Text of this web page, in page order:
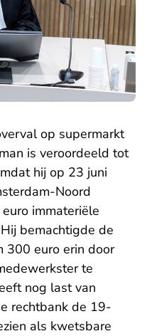
op supermarkt
is veroordeeld tot
hij op 23 juni
Noord
immateriële
bemachtigde de
300 euro erin door
te
nog last van
rechtbank de 19-
als kwetsbare